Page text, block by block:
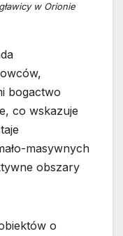
w Orionie
bogactwo
co wskazuje
masywnych
obszary
o